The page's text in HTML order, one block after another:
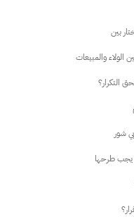
والمبيعات
التكرار؟
شور
يجب طرحها